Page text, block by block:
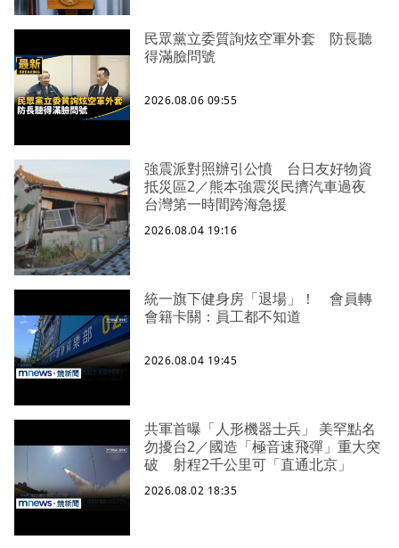
民眾黨立委質詢炫空軍外套 防長聽
得滿臉問號
2026.08.06 09:55
強震派對照辦引公憤 台日友好物資
抵災區2／熊本強震災民擠汽車過夜
台灣第一時間跨海急援
2026.08.04 19:16
統一旗下健身房「退場」！ 會員轉
會籍卡關：員工都不知道
2026.08.04 19:45
共軍首曝「人形機器士兵」 美罕點名
勿擾台2／國造「極音速飛彈」重大突
破 射程2千公里可「直通北京」
2026.08.02 18:35